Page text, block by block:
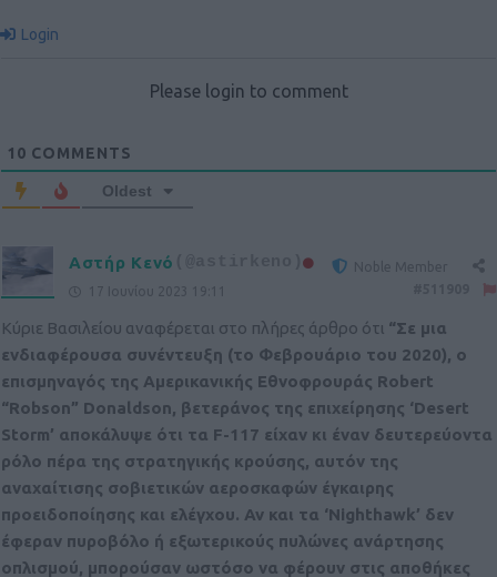
Login
Please login to comment
10 COMMENTS
Oldest
Αστήρ Κενό (@astirkeno)
Noble Member
17 Ιουνίου 2023 19:11
Κύριε Βασιλείου αναφέρεται στο πλήρες άρθρο ότι “Σε μια
ενδιαφέρουσα συνέντευξη (το Φεβρουάριο του 2020), ο
επισμηναγός της Αμερικανικής Εθνοφρουράς Robert
“Robson” Donaldson, βετεράνος της επιχείρησης ‘Desert
Storm’ αποκάλυψε ότι τα F-117 είχαν κι έναν δευτερεύοντα
ρόλο πέρα της στρατηγικής κρούσης, αυτόν της
αναχαίτισης σοβιετικών αεροσκαφών έγκαιρης
προειδοποίησης και ελέγχου. Αν και τα ‘Nighthawk’ δεν
έφεραν πυροβόλο ή εξωτερικούς πυλώνες ανάρτησης
οπλισμού, μπορούσαν ωστόσο να φέρουν στις αποθήκες